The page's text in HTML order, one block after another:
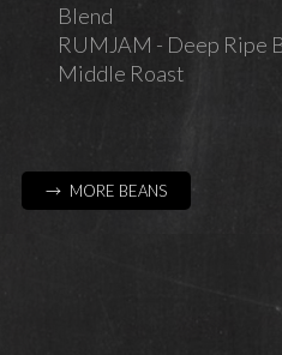
Blend
RUMJAM - Deep Ripe
Middle Roast
→ MORE BEANS